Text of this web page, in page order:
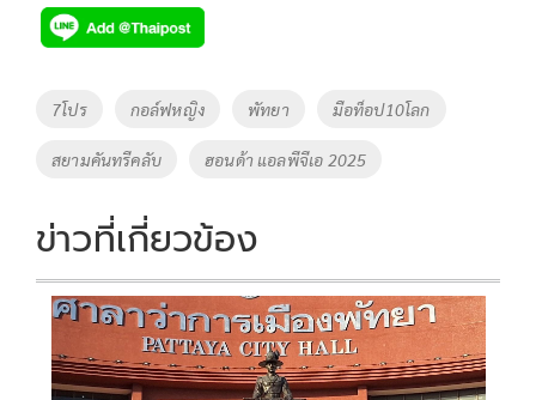
e
b
o
o
k
tt
er
p
y
Li
Tags
7โปร กอล์ฟหญิง พัทยา มือท็อป10โลก
สยามคันทรีคลับ ฮอนด้า แอลพีจีเอ 2025
ข่าวที่เกี่ยวข้อง